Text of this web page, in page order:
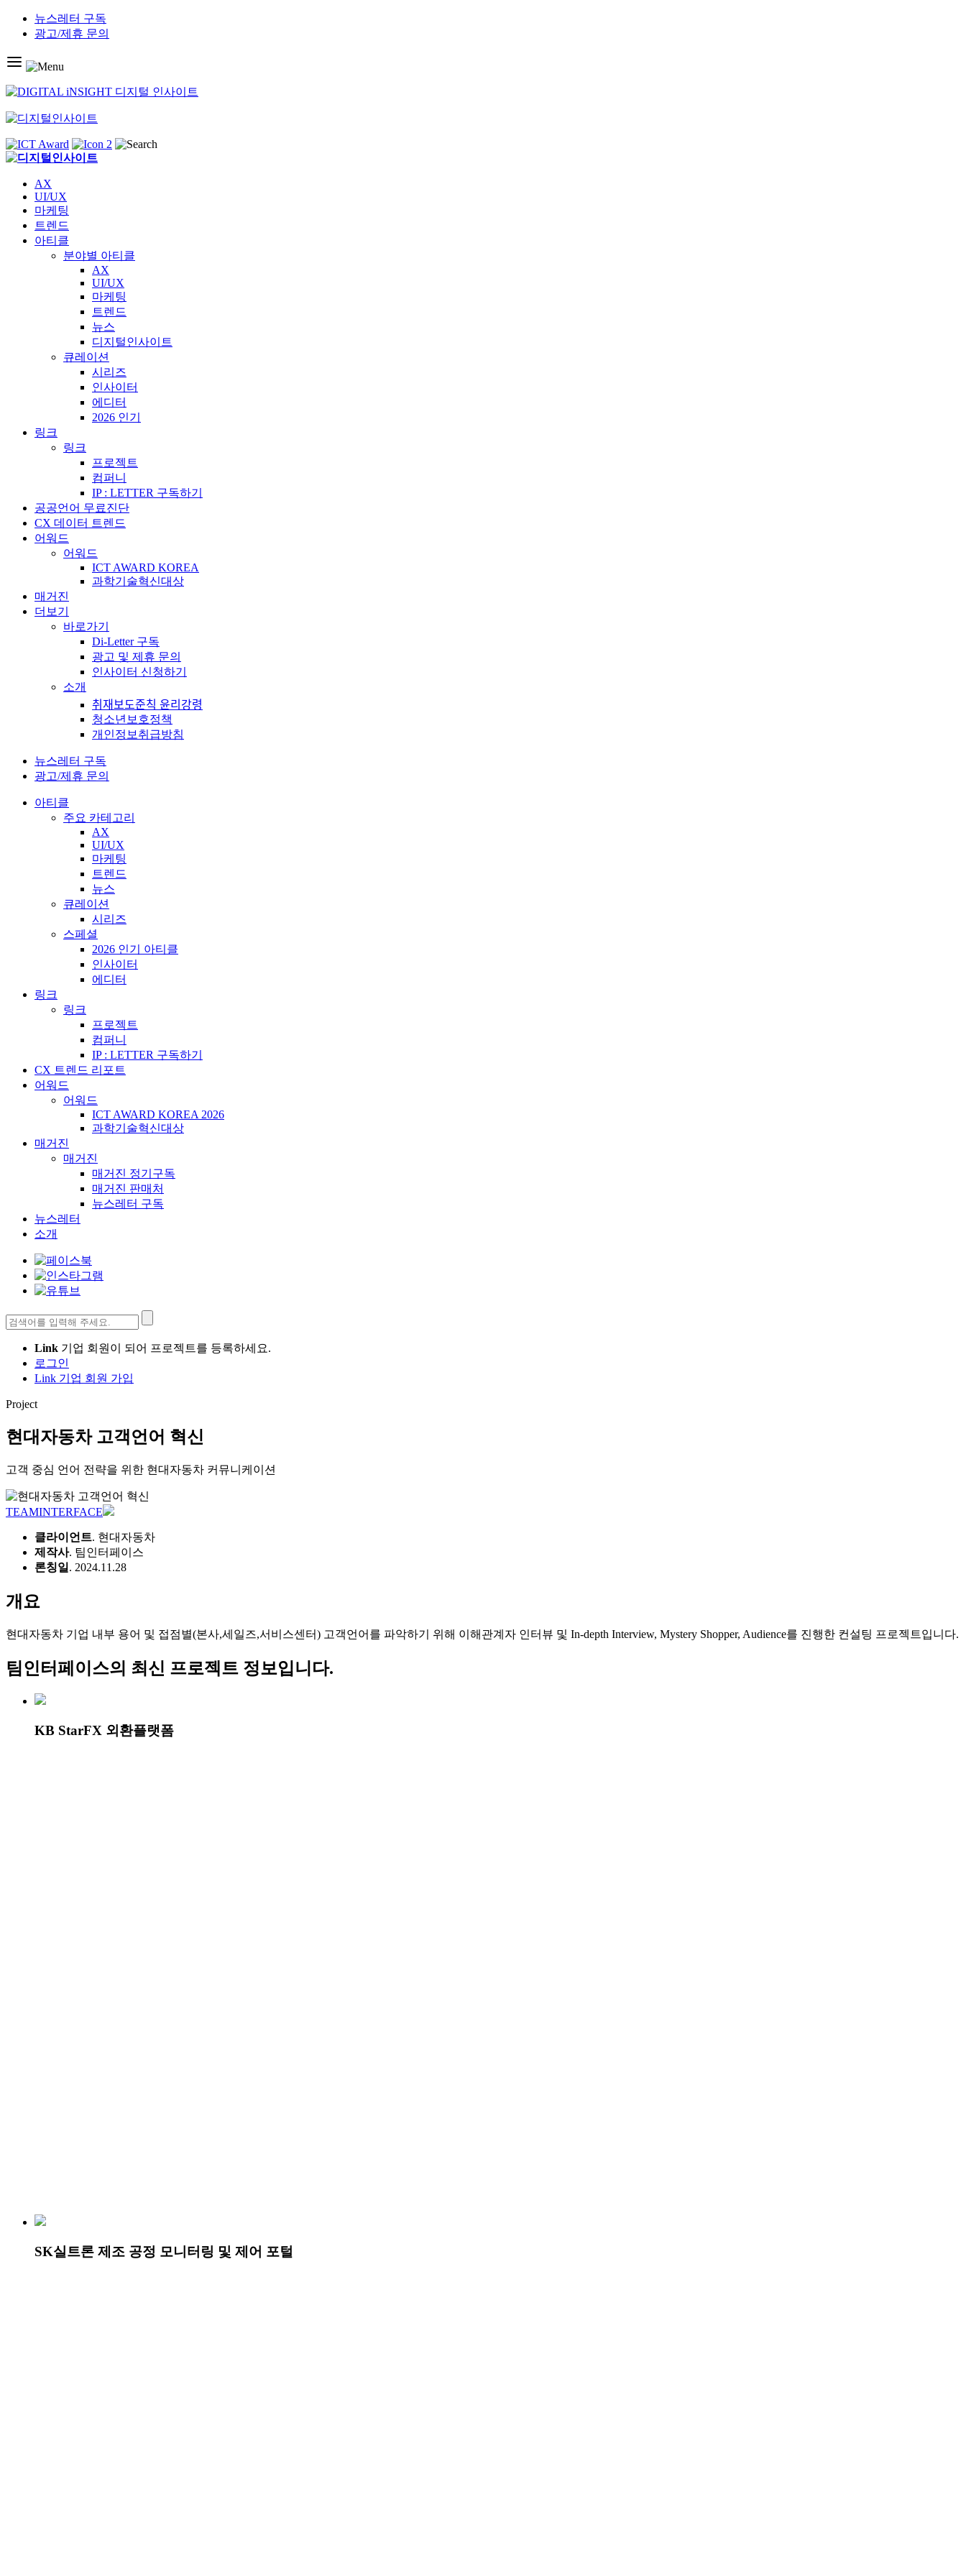
Skip
content
뉴스레터 구독
광고/제휴 문의
AX
UI/UX
마케팅
트렌드
아티클
분야별 아티클
AX
UI/UX
마케팅
트렌드
뉴스
디지털인사이트
큐레이션
시리즈
인사이터
에디터
2026 인기
링크
링크
프로젝트
컴퍼니
IP : LETTER 구독하기
공공언어 무료진단
CX 데이터 트렌드
어워드
어워드
ICT AWARD KOREA
과학기술혁신대상
매거진
더보기
바로가기
Di-Letter 구독
광고 및 제휴 문의
인사이터 신청하기
소개
취재보도준칙 윤리강령
청소년보호정책
개인정보취급방침
뉴스레터 구독
광고/제휴 문의
아티클
주요 카테고리
AX
UI/UX
마케팅
트렌드
뉴스
큐레이션
시리즈
스페셜
2026 인기 아티클
인사이터
에디터
링크
링크
프로젝트
컴퍼니
IP : LETTER 구독하기
CX 트렌드 리포트
어워드
어워드
ICT AWARD KOREA 2026
과학기술혁신대상
매거진
매거진
매거진 정기구독
매거진 판매처
뉴스레터 구독
뉴스레터
소개
검
색:
Link 기업 회원이 되어 프로젝트를 등록하세요.
로그인
Link 기업 회원 가입
Project
현대자동차 고객언어 혁신
고객 중심 언어 전략을 위한 현대자동차 커뮤니케이션
TEAMINTERFACE
클라이언트. 현대자동차
제작사. 팀인터페이스
론칭일 . 2024.11.28
개요
현대자동차 기업 내부 용어 및 접점별(본사,세일즈,서비스센터) 고객언어를 파악하기 위해 이해관계자 인터뷰 및 In-depth Interview, Mystery Shopper, Audience를 진행한 컨설팅 프로젝트입니다.
팀인터페이스의 최신 프로젝트 정보입니다.
KB StarFX 외환플랫폼
SK실트론 제조 공정 모니터링 및 제어 포털